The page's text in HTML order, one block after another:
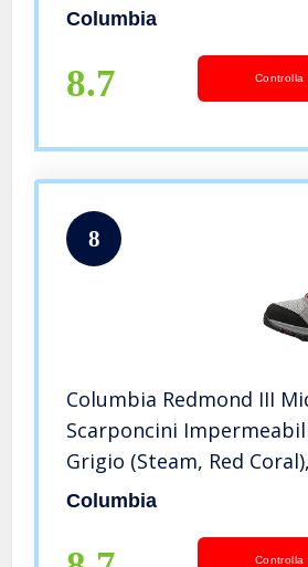
Columbia
8.7 Controlla
8
Columbia Redmond III
Scarponcini
Grigio (Steam, Red
Columbia
Controlla